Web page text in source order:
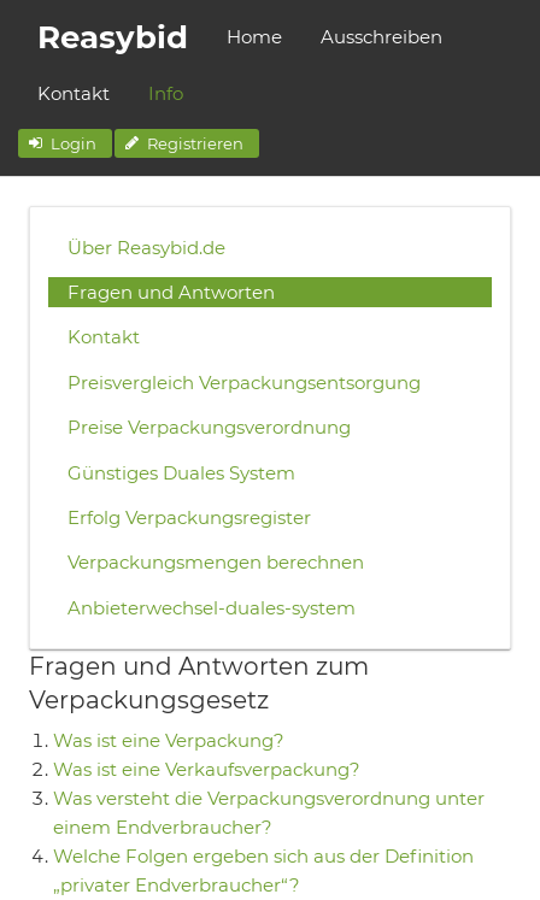
Reasybid Home Ausschreiben
Kontakt Info
Login Registrieren
Über Reasybid.de
Fragen und Antworten
Kontakt
Preisvergleich Verpackungsentsorgung
Preise Verpackungsverordnung
Günstiges Duales System
Erfolg Verpackungsregister
Verpackungsmengen berechnen
Anbieterwechsel-duales-system
Fragen und Antworten zum
Verpackungsgesetz
Was ist eine Verpackung?
Was ist eine Verkaufsverpackung?
Was versteht die Verpackungsverordnung unter
einem Endverbraucher?
Welche Folgen ergeben sich aus der Definition
„privater Endverbraucher“?